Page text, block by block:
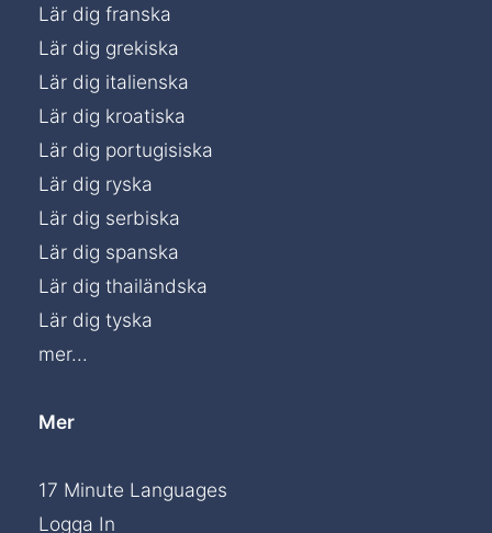
Lär dig franska
Lär dig grekiska
Lär dig italienska
Lär dig kroatiska
Lär dig portugisiska
Lär dig ryska
Lär dig serbiska
Lär dig spanska
Lär dig thailändska
Lär dig tyska
mer...
Mer
17 Minute Languages
Logga In